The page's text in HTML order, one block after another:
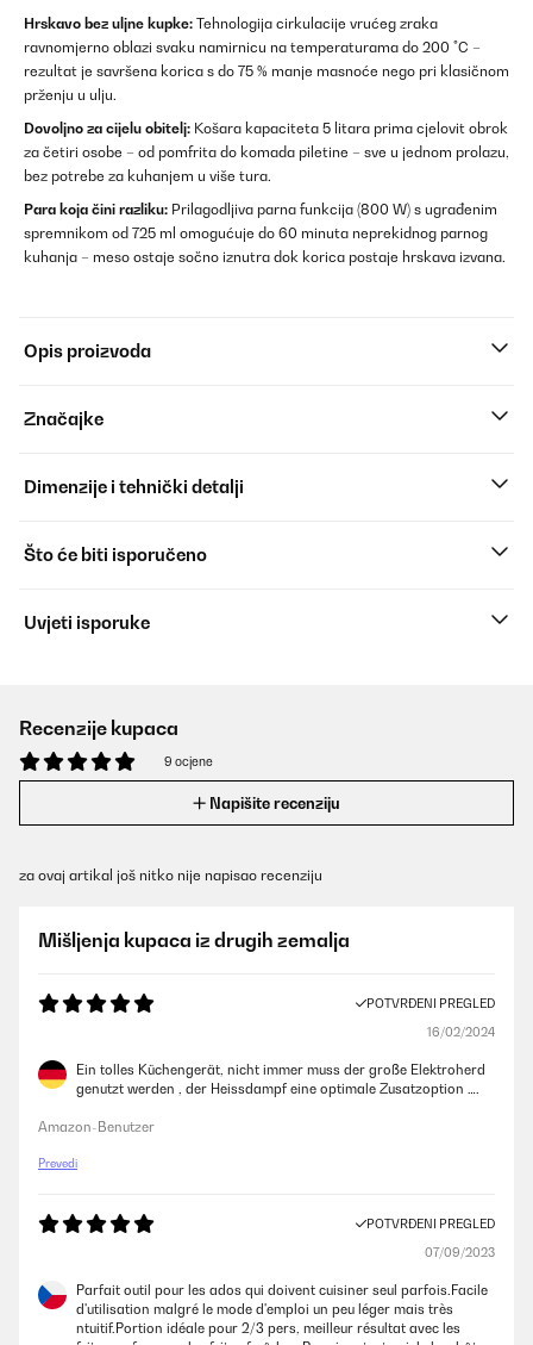
Hrskavo bez uljne kupke: Tehnologija cirkulacije vrućeg zraka
ravnomjerno oblazi svaku namirnicu na temperaturama do 200 °C –
rezultat je savršena korica s do 75 % manje masnoće nego pri klasičnom
prženju u ulju.
Dovoljno za cijelu obitelj: Košara kapaciteta 5 litara prima cjelovit obrok
za četiri osobe – od pomfrita do komada piletine – sve u jednom prolazu,
bez potrebe za kuhanjem u više tura.
Para koja čini razliku: Prilagodljiva parna funkcija (800 W) s ugrađenim
spremnikom od 725 ml omogućuje do 60 minuta neprekidnog parnog
kuhanja – meso ostaje sočno iznutra dok korica postaje hrskava izvana.
Opis proizvoda
Značajke
Dimenzije i tehnički detalji
Što će biti isporučeno
Uvjeti isporuke
Recenzije kupaca
9 ocjene
Napišite recenziju
za ovaj artikal još nitko nije napisao recenziju
Mišljenja kupaca iz drugih zemalja
POTVRĐENI PREGLED
16/02/2024
Ein tolles Küchengerät, nicht immer muss der große Elektroherd
genutzt werden , der Heissdampf eine optimale Zusatzoption ….
Amazon-Benutzer
Prevedi
POTVRĐENI PREGLED
07/09/2023
Parfait outil pour les ados qui doivent cuisiner seul parfois.Facile
d'utilisation malgré le mode d'emploi un peu léger mais très
ntuitif.Portion idéale pour 2/3 pers, meilleur résultat avec les